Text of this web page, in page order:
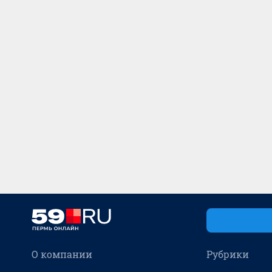
О компании Рубрики